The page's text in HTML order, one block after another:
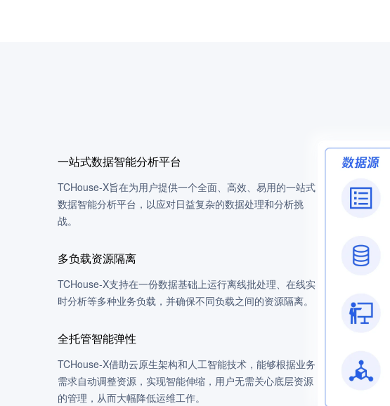
一站式数据智能分析平台
TCHouse-X旨在为用户提供一个全面、高效、易用的一站式
数据智能分析平台，以应对日益复杂的数据处理和分析挑
战。
多负载资源隔离
TCHouse-X支持在一份数据基础上运行离线批处理、在线实
时分析等多种业务负载，并确保不同负载之间的资源隔离。
全托管智能弹性
TCHouse-X借助云原生架构和人工智能技术，能够根据业务
需求自动调整资源，实现智能伸缩，用户无需关心底层资源
的管理，从而大幅降低运维工作。